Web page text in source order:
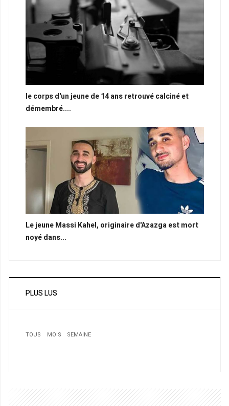
le corps d'un jeune de 14 ans retrouvé calciné et
démembré....
Le jeune Massi Kahel, originaire d'Azazga est mort
noyé dans...
PLUS LUS
TOUS MOIS SEMAINE